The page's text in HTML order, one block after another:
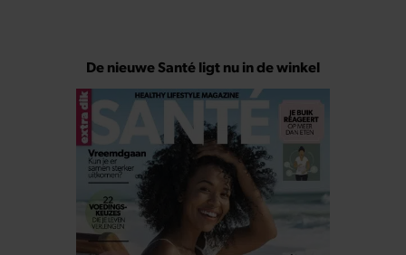
De nieuwe Santé ligt nu in de winkel